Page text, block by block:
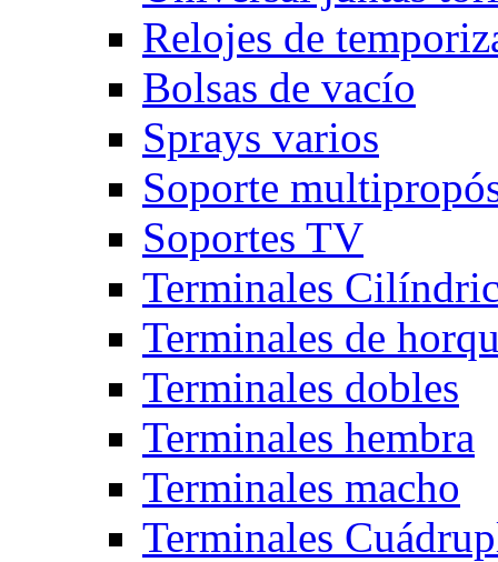
Relojes de
Bolsas de vacío
Sprays varios
Soporte
Soportes TV
Terminales
Terminales de
Terminales dobles
Terminales hembra
Terminales macho
Terminales